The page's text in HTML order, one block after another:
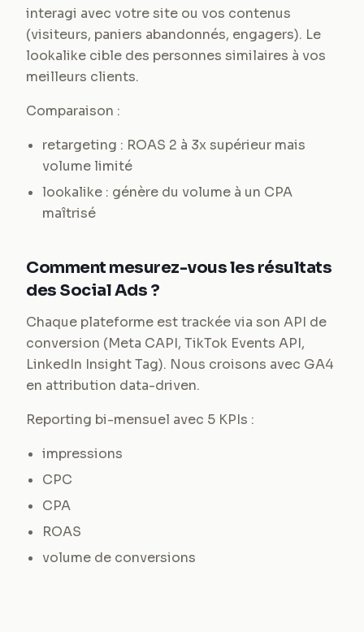
interagi avec votre site ou vos contenus
(visiteurs, paniers abandonnés, engagers). Le
lookalike cible des personnes similaires à vos
meilleurs clients.
Comparaison :
retargeting : ROAS 2 à 3x supérieur mais
volume limité
lookalike : génère du volume à un CPA
maîtrisé
Comment mesurez-vous les résultats
des Social Ads ?
Chaque plateforme est trackée via son API de
conversion (Meta CAPI, TikTok Events API,
LinkedIn Insight Tag). Nous croisons avec GA4
en attribution data-driven.
Reporting bi-mensuel avec 5 KPIs :
impressions
CPC
CPA
ROAS
volume de conversions